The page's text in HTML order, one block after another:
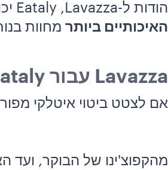
הודות ל-Lavazza‏, Eataly יכולה להציע ללקוחותיה חוויית קפה איטלקי אותנטי עם
האיכותיים ביותר מחוות
Lavazza עבור Eataly
אם לצטט ביטוי איטלקי
מהקפוצ'ינו של הבוקר, ועד